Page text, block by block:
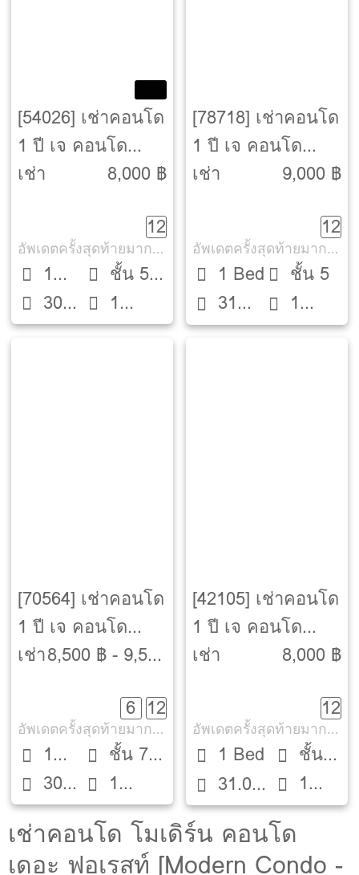
[54026] เช่าคอนโด
1 ปี เจ คอนโด
สาทร-กัลปพฤกษ์ [J
เช่า
8,000 ฿
12
อัพเดตครั้งสุดท้ายมากกว่า 30 วัน
1
Bed30
ตรม.
ชั้น 5
ตึก บี
1
ห้องน้ำ
[78718] เช่าคอนโด
1 ปี เจ คอนโด
สาทร-กัลปพฤกษ์ [J
เช่า
9,000 ฿
12
อัพเดตครั้งสุดท้ายมากกว่า 30 วัน
1 Bed
31
ตรม.
ชั้น 5
1
ห้องน้ำ
[70564] เช่าคอนโด
1 ปี เจ คอนโด
สาทร-กัลปพฤกษ์ [J
เช่า8,500 ฿ - 9,500
6 12
อัพเดตครั้งสุดท้ายมากกว่า 30 วัน
1
Bed30
ตรม.
ชั้น 7
ตึก A
1
ห้องน้ำ
[42105] เช่าคอนโด
1 ปี เจ คอนโด
สาทร-กัลปพฤกษ์ [J
เช่า
8,000 ฿
12
อัพเดตครั้งสุดท้ายมากกว่า 30 วัน
1 Bed
31.03
ตรม.
ชั้น
24 1
ห้องน้ำ
เช่าคอนโด โมเดิร์น คอนโด
เดอะ ฟอเรสท์ [Modern Condo -